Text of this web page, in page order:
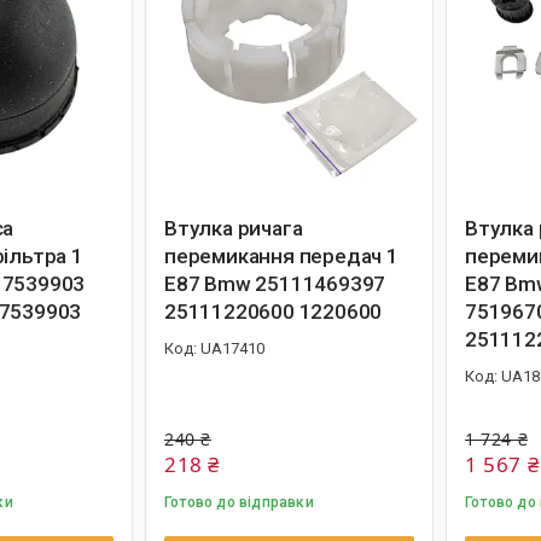
1
Втулка ричага
перемикання передач 1
E87 Bmw 25111469397
25111220600 1220600
UA17410
240 ₴
218 ₴
Готово до відправки
Втулка
E87
1 724 ₴
1 567 ₴
Готово до